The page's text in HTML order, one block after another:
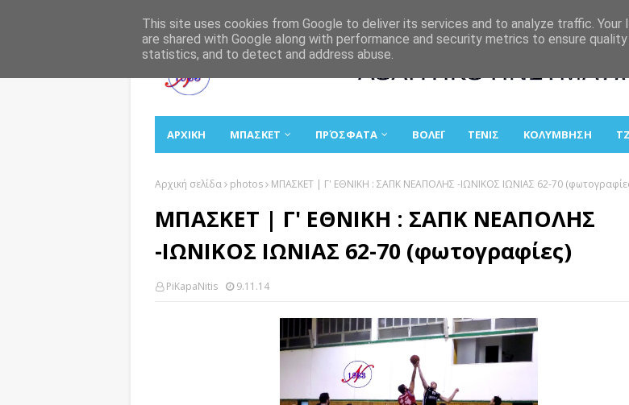
ΑΡΧΙΚΗ ΜΠΑΣΚΕΤ ΠΡΌΣΦΑΤΑ ΒΟΛΕΪ ΤΕΝΙΣ ΚΟΛΥΜΒΗΣΗ
Αρχική σελίδα photos ΜΠΑΣΚΕΤ | Γ' ΕΘΝΙΚΗ : ΣΑΠΚ ΝΕΑΠΟΛΗΣ -ΙΩΝΙΚΟΣ ΙΩΝΙΑΣ 62-70
ΜΠΑΣΚΕΤ | Γ' ΕΘΝΙΚΗ : ΣΑΠΚ ΝΕΑΠΟΛΗΣ
-ΙΩΝΙΚΟΣ ΙΩΝΙΑΣ 62-70 (φωτογραφίες)
PiKapaNitis 9.11.14
This site uses cookies from Google to deliver its services and to analyze traffic. Your
are shared with Google along with performance and security metrics to ensure
statistics, and to detect and address abuse.